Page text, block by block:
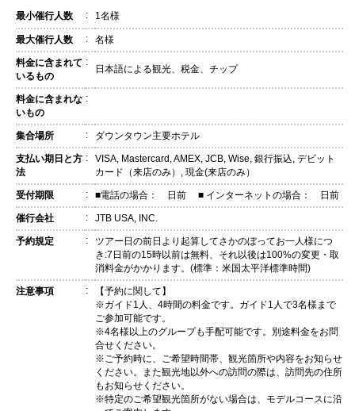
最小催行人数 : 1名様
最大催行人数 : 名様
料金に含まれて
いるもの
:
日本語による観光、税金、チップ
料金に含まれな
いもの
:
集合場所 : ダウンタウン主要ホテル
支払い期日と方
法
:
VISA, Mastercard, AMEX, JCB, Wise, 銀行振込, デビット
カード（来店のみ）, 現金(来店のみ）
受付期限 : ■電話の場合： 日前 ■ インターネットの場合： 日前
催行会社 : JTB USA, INC.
予約規定 :
ツアー日の前日より起算してさかのぼってお一人様につ
き:7日前の15時以前は無料、それ以後は100%の変更・取
消料金がかかります。(標準：米国太平洋標準時間)
注意事項 :
【予約に関して】
※ガイド1人、4時間の料金です。ガイド1人で3名様まで
ご参加可能です。
※4名様以上のグループも手配可能です。別途料金をお問
合せください。
※ご予約時に、ご希望時間帯、観光箇所や内容をお知らせ
ください。また観光地以外への訪問の際は、訪問先の住所
もお知らせください。
※特定のご希望観光箇所がない場合は、モデルコースに沿